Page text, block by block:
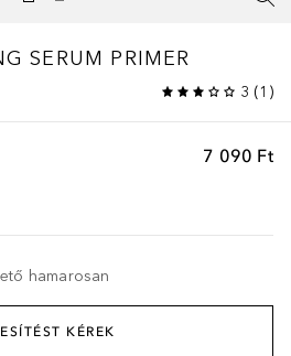
SERUM PRIMER
3 (1 )
7 090 Ft
hamarosan
KÉREK